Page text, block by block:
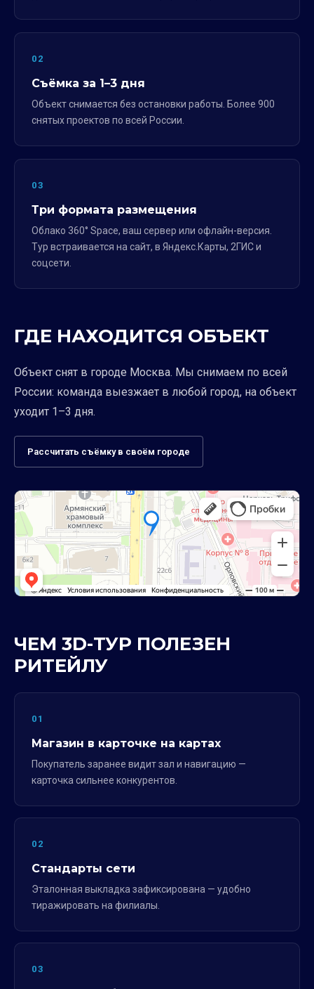
02
Съёмка за 1–3 дня
Объект снимается без остановки работы. Более 900
снятых проектов по всей России.
03
Три формата размещения
Облако 360° Space, ваш сервер или офлайн-версия.
Тур встраивается на сайт, в Яндекс.Карты, 2ГИС и
соцсети.
ГДЕ НАХОДИТСЯ ОБЪЕКТ
Объект снят в городе Москва. Мы снимаем по всей
России: команда выезжает в любой город, на объект
уходит 1–3 дня.
Рассчитать съёмку в своём городе
ЧЕМ 3D-ТУР ПОЛЕЗЕН
РИТЕЙЛУ
01
Магазин в карточке на картах
Покупатель заранее видит зал и навигацию —
карточка сильнее конкурентов.
02
Стандарты сети
Эталонная выкладка зафиксирована — удобно
тиражировать на филиалы.
03